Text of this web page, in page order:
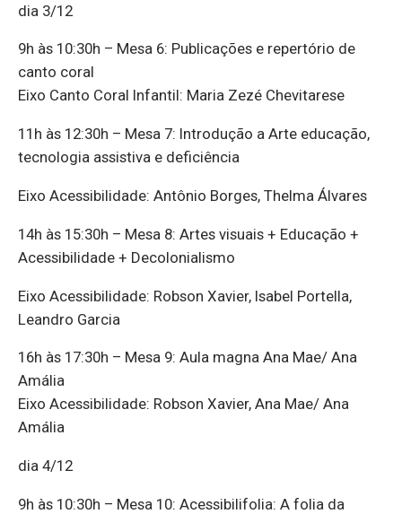
dia 3/12
9h às 10:30h – Mesa 6: Publicações e repertório de
canto coral
Eixo Canto Coral Infantil: Maria Zezé Chevitarese
11h às 12:30h – Mesa 7: Introdução a Arte educação,
tecnologia assistiva e deficiência
Eixo Acessibilidade: Antônio Borges, Thelma Álvares
14h às 15:30h – Mesa 8: Artes visuais + Educação +
Acessibilidade + Decolonialismo
Eixo Acessibilidade: Robson Xavier, Isabel Portella,
Leandro Garcia
16h às 17:30h – Mesa 9: Aula magna Ana Mae/ Ana
Amália
Eixo Acessibilidade: Robson Xavier, Ana Mae/ Ana
Amália
dia 4/12
9h às 10:30h – Mesa 10: Acessibilifolia: A folia da